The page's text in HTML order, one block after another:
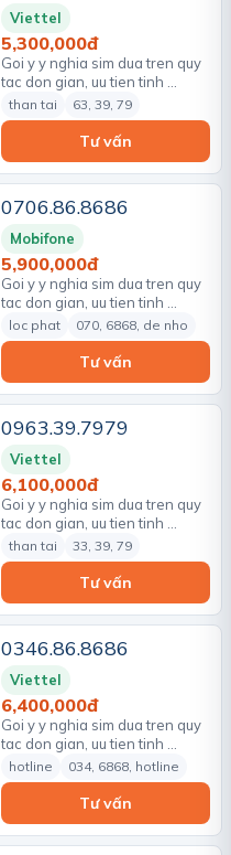
Viettel
5,300,000đ
Goi y y nghia sim dua tren quy
tac don gian, uu tien tinh …
than tai 63, 39, 79
Tư vấn
0706.86.8686
Mobifone
5,900,000đ
Goi y y nghia sim dua tren quy
tac don gian, uu tien tinh …
loc phat 070, 6868, de nho
Tư vấn
0963.39.7979
Viettel
6,100,000đ
Goi y y nghia sim dua tren quy
tac don gian, uu tien tinh …
than tai 33, 39, 79
Tư vấn
0346.86.8686
Viettel
6,400,000đ
Goi y y nghia sim dua tren quy
tac don gian, uu tien tinh …
hotline 034, 6868, hotline
Tư vấn